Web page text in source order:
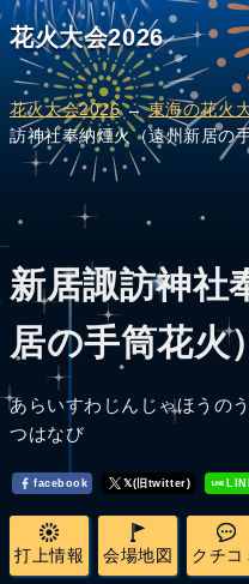
花火大会2026
花火大会2026→東海の花火
訪神社奉納煙火（遠州新居の
新居諏訪神社
居の手筒花火）
あらいすわじんじゃほうの
つはなび
facebook 𝕏(旧twitter)
打上情報 会場地図 クチコ